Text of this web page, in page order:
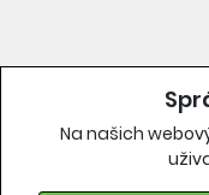
Na našich